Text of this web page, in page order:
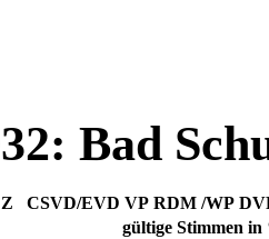
Bad
Z CSVD/EVD VP RDM /WP
gültige Stimmen in